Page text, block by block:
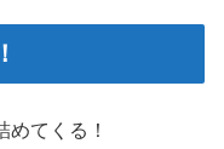
めてくる！